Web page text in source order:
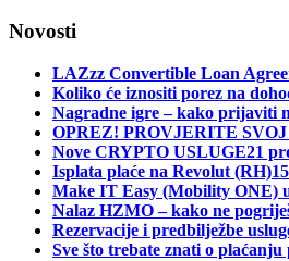
Novosti
LAZzz Convertible Loan
Koliko će iznositi porez na
Nagradne igre – kako prijaviti
OPREZ! PROVJERITE
Nove CRYPTO USLUGE21
Isplata plaće na Revolut (RH)
Make IT Easy (Mobility ONE)
Nalaz HZMO – kako ne
Rezervacije i predbilježbe
Sve što trebate znati o